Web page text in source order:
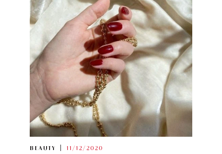
BEAUTY 11/12/2020